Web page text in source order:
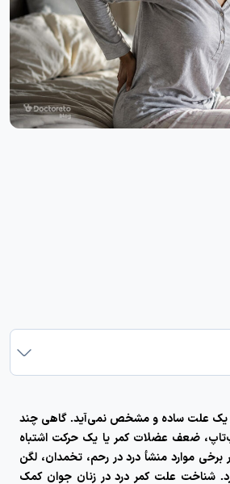
یک علت ساده و مشخص نمی‌آید. گاهی چند
ضعف عضلات کمر یا یک حرکت اشتباه
برخی موارد منشأ درد در رحم، تخمدان، لگن
شناخت علت کمر درد در زنان جوان کمک